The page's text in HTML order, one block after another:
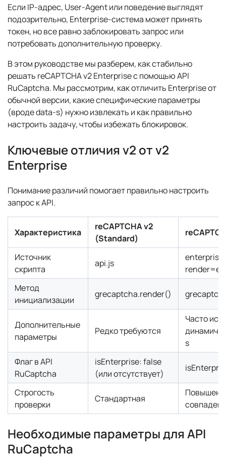
Если IP-адрес, User-Agent или поведение выглядят
подозрительно, Enterprise-система может принять
токен, но все равно заблокировать запрос или
потребовать дополнительную проверку.
В этом руководстве мы разберем, как стабильно
решать reCAPTCHA v2 Enterprise с помощью API
RuCaptcha. Мы рассмотрим, как отличить Enterprise от
обычной версии, какие специфические параметры
(вроде data-s) нужно извлекать и как правильно
настроить задачу, чтобы избежать блокировок.
Ключевые отличия v2 от v2
Enterprise
Понимание различий помогает правильно настроить
запрос к API.
Характеристика
reCAPTCHA v2
(Standard)
Источник
скрипта
api.js
Метод
инициализации
grecaptcha.render()
Дополнительные
параметры
Редко требуются
Часто
s
Флаг в API
RuCaptcha
isEnterprise: false
(или отсутствует)
Строгость
проверки
Стандартная
Необходимые параметры для API
RuCaptcha